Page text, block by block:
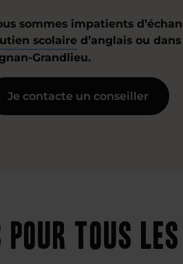
sommes impatients
scolaire d’anglais ou
Grandlieu.
Je contacte un conseiller
pour tous